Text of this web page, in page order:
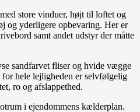
store vinduer, højt til loftet og
og yderligere opbevaring. Her er
samt andet udstyr der måtte
sandfarvet fliser og hvide vægge
for hele lejligheden er selvfølgelig
ro og afslappethed.
i ejendommens kælderplan.